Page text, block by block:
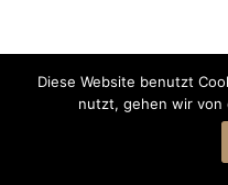
Diese Website benutzt
nutzt, gehen wir von